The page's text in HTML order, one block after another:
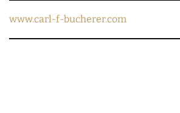
www.carl-f-bucherer.com